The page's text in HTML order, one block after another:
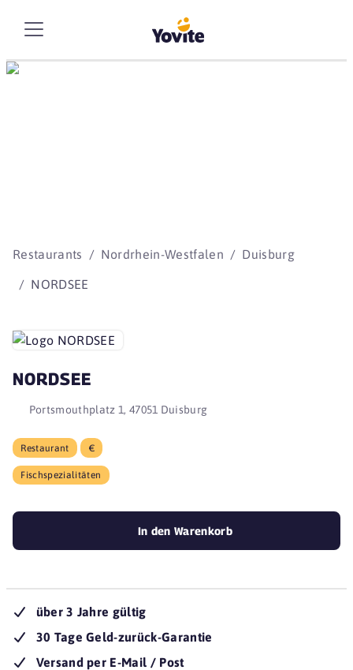
Restaurants Nordrhein-Westfalen Duisburg
NORDSEE
NORDSEE
Portsmouthplatz 1, 47051 Duisburg
Restaurant €
Fischspezialitäten
In den Warenkorb
über 3 Jahre gültig
30 Tage Geld-zurück-Garantie
Versand per E-Mail / Post